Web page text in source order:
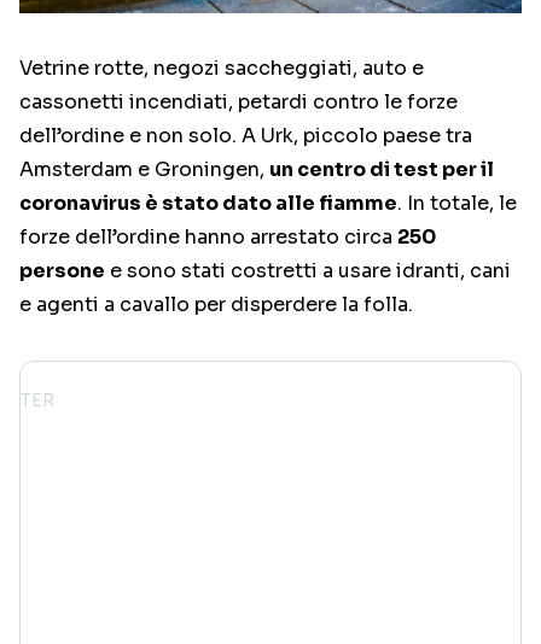
Vetrine rotte, negozi saccheggiati, auto e
cassonetti incendiati, petardi contro le forze
dell’ordine e non solo. A Urk, piccolo paese tra
Amsterdam e Groningen, un centro di test per il
coronavirus è stato dato alle fiamme. In totale, le
forze dell’ordine hanno arrestato circa 250
persone e sono stati costretti a usare idranti, cani
e agenti a cavallo per disperdere la folla.